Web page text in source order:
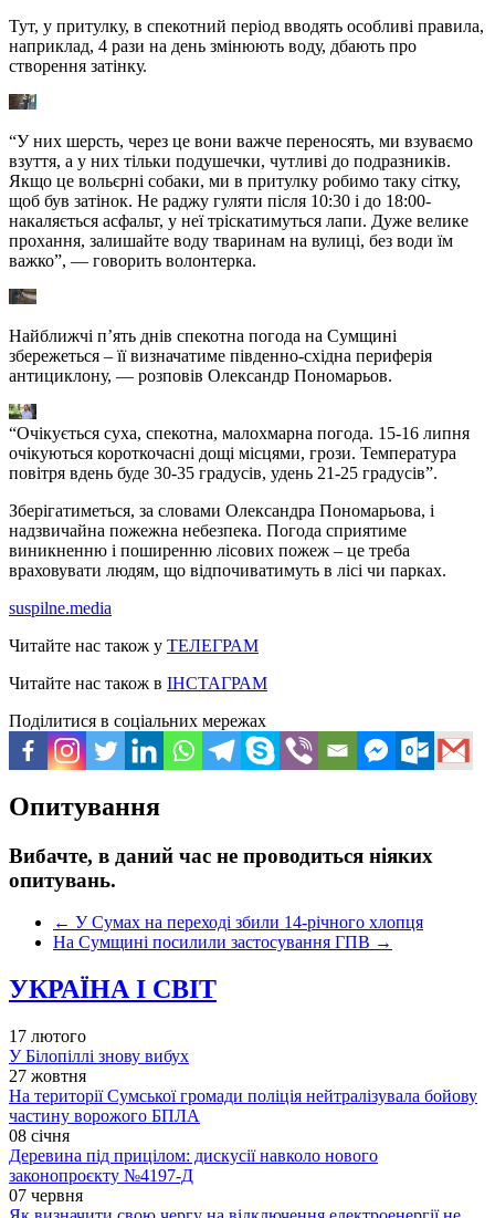
Тут, у притулку, в спекотний період вводять особливі правила,
наприклад, 4 рази на день змінюють воду, дбають про
створення затінку.
“У них шерсть, через це вони важче переносять, ми взуваємо
взуття, а у них тільки подушечки, чутливі до подразників.
Якщо це вольєрні собаки, ми в притулку робимо таку сітку,
щоб був затінок. Не раджу гуляти після 10:30 і до 18:00-
накаляється асфальт, у неї тріскатимуться лапи. Дуже велике
прохання, залишайте воду тваринам на вулиці, без води їм
важко”, — говорить волонтерка.
Найближчі п’ять днів спекотна погода на Сумщині
збережеться – її визначатиме південно-східна периферія
антициклону, — розповів Олександр Пономарьов.
“Очікується суха, спекотна, малохмарна погода. 15-16 липня
очікуються короткочасні дощі місцями, грози. Температура
повітря вдень буде 30-35 градусів, удень 21-25 градусів”.
Зберігатиметься, за словами Олександра Пономарьова, і
надзвичайна пожежна небезпека. Погода сприятиме
виникненню і поширенню лісових пожеж – це треба
враховувати людям, що відпочиватимуть в лісі чи парках.
suspilne.media
Читайте нас також у ТЕЛЕГРАМ
Читайте нас також в ІНСТАГРАМ
Поділитися в соціальних мережах
Опитування
Вибачте, в даний час не проводиться ніяких
опитувань.
← У Сумах на переході збили 14-річного хлопця
На Сумщині посилили застосування ГПВ →
УКРАЇНА І СВІТ
17 лютого
У Білопіллі знову вибух
27 жовтня
На території Сумської громади поліція нейтралізувала бойову
частину ворожого БПЛА
08 січня
Деревина під прицілом: дискусії навколо нового
законопроєкту №4197-Д
07 червня